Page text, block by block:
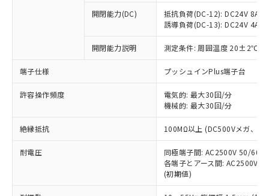
開閉能力(DC)
抵抗負荷(DC-12): DC24V 8A/
誘導負荷(DC-13): DC24V 4A/
開閉能力説明 測定条件: 周囲温度 20±2℃、
端子仕様 プッシュインPlus端子台
許容操作頻度
電気的: 最大30回/分
機械的: 最大30回/分
絶縁抵抗 100MΩ以上 (DC500Vメガ、点
耐電圧
同極端子間: AC2500V 50/
各端子とアース間: AC2500V
(初期値)
ことをご了承ください。
在庫状況および標準価格照会結果は、
記載している更新日時点での社内デー
タに基づき作成されるものであり、閲
覧された時点での実際の在庫および標
準価格とは異なる場合があることをご
正式な納期状況および標準価格はお客
様のお取引先、またはお客様担当のオ
ムロン制御機器販売店・当社販売員に
オムロン制御機器販売店や当社販売拠
販売ネットワーク
」をご確認
在庫状況および標準価格結果を当社の
いたものが、含有品と判明した場合などや
むを得ず変更することがあります。
*EU RoHS指令（10物質）：
鉛(Pb) 1000ppm以下、 水銀(Hg) 1000ppm以下、 カド
六価クロム(Cr(Ⅵ)) 1000ppm以下、ポリ臭化ビフェニル
類(PBB) 1000ppm以下、ポリ臭化ジフェニルエーテル類
(PBDE) 1000ppm以下、フタル酸ビス(2-エチルヘキシ
ル) (DEHP)(別名：DOP) 1000ppm以下、フタル酸ブチ
ルベンジル（BBP） 1000ppm以下、フタル酸ジブチル
（DBP） 1000ppm以下、フタル酸ジイソブチル
(DIBP) 1000ppm以下
但し、RoHS指令で産業用監視および制御機器に対する
フタル酸エステル類の４物質については閾値を超える意
図的な使用がないことを確認しています。
基準値を超えていることを示します。
「－」：未確認です。当社販売部門へお問
ム) : 100ppm、
Cr(Ⅵ)(六価クロム) : 1000ppm、 PBBs(ポリ臭化ビフェ
ニル類) : 1000ppm、 PBDEs(ポリ臭化ジフェニルエーテ
ル類) : 1000ppm、
DBP(フタル酸ジブチル) : 1000ppm、 DIBP(フタル酸ジ
イソブチル) : 1000ppm、 BBP(フタル酸ブチルベンジ
ル) : 1000ppm、
DEHP(フタル酸ビス(2-エチルヘキシル)) : 1000ppm
当社は、これら貴社製品のうち、外国
為替および外国貿易法に定める商品
（以下｢規制貨物等」という）を輸出
または国外への提供する場合は、日本
国政府の輸出許可(または役務取引許
可)を取得するなどの必要な手続きを
当社は規制貨物を破棄する場合は、完
全に破砕するなど、違法に輸出されな
いよう必要な手段を講じます。
当社は貴社製品を、核兵器、ミサイ
ル、化学兵器、生物兵器またはその他
武器並びにこれらの製造装置等に一切
当社は、貴社製品を第三者に販売する
説明
○ 一定数以上の在庫あり
一定数には満たないが在庫あり
在庫なし(最新の在庫状況につ
いては、お客様のお取引先、ま
たはお客様担当のオムロン制御
機器販売店・当社販売員にご確